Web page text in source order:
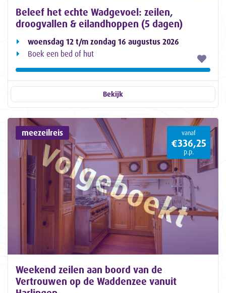
Beleef het echte Wadgevoel: zeilen,
droogvallen & eilandhoppen (5 dagen)
woensdag 12 t/m zondag 16 augustus 2026
Boek een bed of hut
Bekijk
meezeilreis vanaf
€336,25
p.p.
Weekend zeilen aan boord van de
Vertrouwen op de Waddenzee vanuit